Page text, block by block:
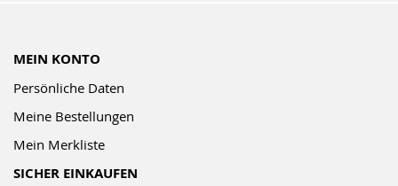
MEIN KONTO
Persönliche Daten
Meine Bestellungen
Mein Merkliste
SICHER EINKAUFEN